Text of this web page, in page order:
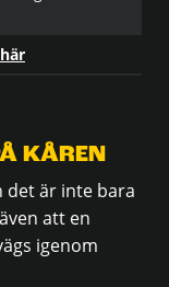
KÅREN
det är inte bara
att en
igenom